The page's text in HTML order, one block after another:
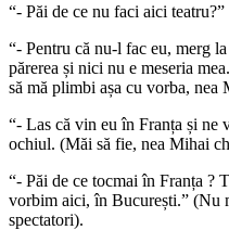
“- Păi de ce nu faci aici teatru?”
“- Pentru că nu-l fac eu, merg
părerea și nici nu e meseria
să mă plimbi așa cu vorba, nea
“- Las că vin eu în Franța și ne
ochiul. (Măi să fie, nea Mihai
“- Păi de ce tocmai în Franța ?
vorbim aici, în București.” (Nu
spectatori).